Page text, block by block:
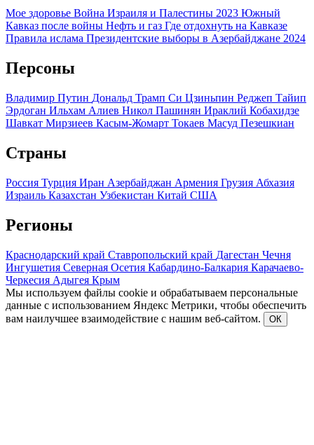
Мое здоровье Война Израиля и Палестины 2023 Южный
Кавказ после войны Нефть и газ Где отдохнуть на Кавказе
Правила ислама Президентские выборы в Азербайджане 2024
Персоны
Владимир Путин Дональд Трамп Си Цзиньпин Реджеп Тайип
Эрдоган Ильхам Алиев Никол Пашинян Ираклий Кобахидзе
Шавкат Мирзиеев Касым-Жомарт Токаев Масуд Пезешкиан
Страны
Россия Турция Иран Азербайджан Армения Грузия Абхазия
Израиль Казахстан Узбекистан Китай США
Регионы
Краснодарский край Ставропольский край Дагестан Чечня
Ингушетия Северная Осетия Кабардино-Балкария Карачаево-
Черкесия Адыгея Крым
Мы используем файлы cookie и обрабатываем персональные
данные с использованием Яндекс Метрики, чтобы обеспечить
вам наилучшее взаимодействие с нашим веб-сайтом.
ОК